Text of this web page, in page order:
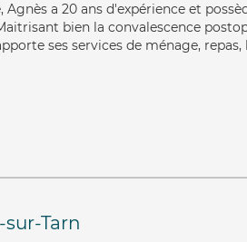
a 20 ans d'expérience et
bien la convalescence
ses services de ménage, repas,
sur-Tarn